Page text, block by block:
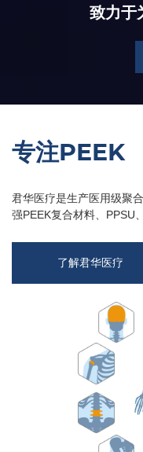
致力于
专注PEEK
君华医疗是生产医用级聚
强PEEK复合材料、PPSU
了解君华医疗